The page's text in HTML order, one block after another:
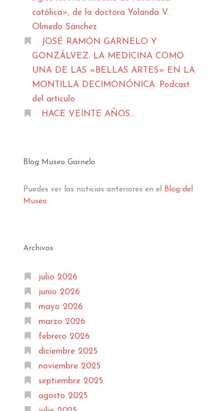
católica», de la doctora Yolanda V.
Olmedo Sánchez
JOSÉ RAMÓN GARNELO Y
GONZÁLVEZ. LA MEDICINA COMO
UNA DE LAS «BELLAS ARTES» EN LA
MONTILLA DECIMONÓNICA. Podcast
del artículo
HACE VEINTE AÑOS…
Blog Museo Garnelo
Puedes ver las noticias anteriores en el
Blog del
Museo
Archivos
julio 2026
junio 2026
mayo 2026
marzo 2026
febrero 2026
diciembre 2025
noviembre 2025
septiembre 2025
agosto 2025